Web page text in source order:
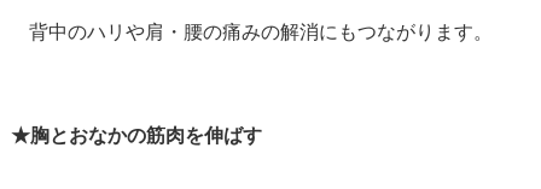
背中のハリや肩・腰の痛みの解消にもつながります。
★胸とおなかの筋肉を伸ばす